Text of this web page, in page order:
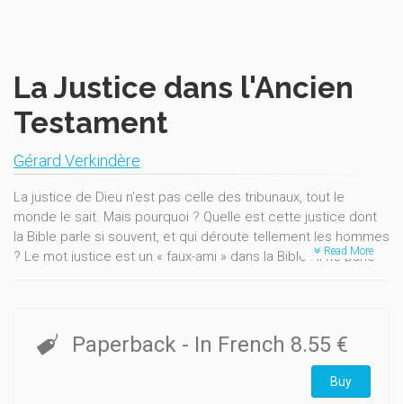
La Justice dans l'Ancien
Testament
Gérard Verkindère
La justice de Dieu n'est pas celle des tribunaux, tout le
monde le sait. Mais pourquoi ? Quelle est cette justice dont
la Bible parle si souvent, et qui déroute tellement les hommes
? Le mot justice est un « faux-ami » dans la Bible : il ne parle
Verkindère, enseignant à la Faculté de Théologie d'Angers, se
fait ici notre guide à travers la Loi, les Prophètes et les
Sages. Cette étape est indispensable, avant d'aborder le
langage de Jésus et de Paul, dans un futur Cahier.
Read More
Paperback - In French 8.55 €
Buy